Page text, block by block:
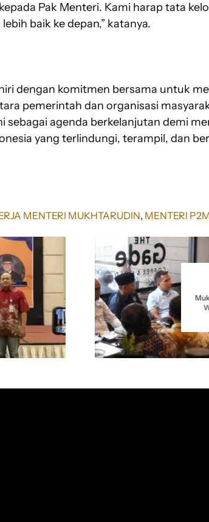
Pak Menteri. Kami harap tata
baik ke depan,” katanya.
dengan komitmen bersama untuk
pemerintah dan organisasi
sebagai agenda berkelanjutan demi
yang terlindungi, terampil, dan
MENTERI MUKHTARUDIN, MENTERI